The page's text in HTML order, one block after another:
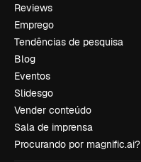
Reviews
Emprego
Tendências de pesquisa
Blog
Eventos
Slidesgo
Vender conteúdo
Sala de imprensa
Procurando por magnific.ai?